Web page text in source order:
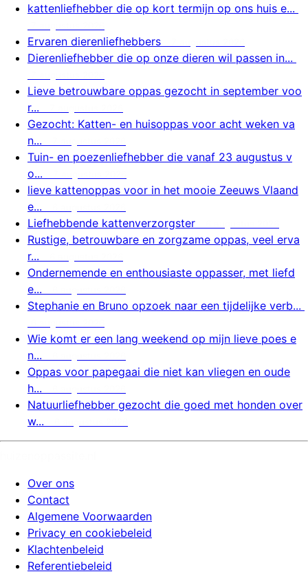
kattenliefhebber die op kort termijn op ons huis e...
Ervaren dierenliefhebbers
Dierenliefhebber die op onze dieren wil passen in...
Lieve betrouwbare oppas gezocht in september voo
r...
Gezocht: Katten- en huisoppas voor acht weken va
n...
Tuin- en poezenliefhebber die vanaf 23 augustus v
o...
lieve kattenoppas voor in het mooie Zeeuws Vlaand
e...
Liefhebbende kattenverzorgster
Rustige, betrouwbare en zorgzame oppas, veel erva
r...
Ondernemende en enthousiaste oppasser, met liefd
e...
Stephanie en Bruno opzoek naar een tijdelijke verb...
Wie komt er een lang weekend op mijn lieve poes e
n...
Oppas voor papegaai die niet kan vliegen en oude
h...
Natuurliefhebber gezocht die goed met honden over
w...
Over ons
Contact
Algemene Voorwaarden
Privacy en cookiebeleid
Klachtenbeleid
Referentiebeleid